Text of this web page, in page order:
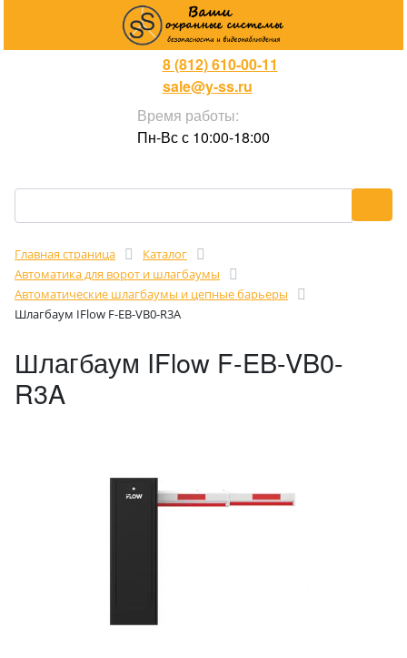
8 (812) 610-00-11
sale@y-ss.ru
Время работы:
Пн-Вс с 10:00-18:00
Главная страница
Каталог
Автоматика для ворот и шлагбаумы
Автоматические шлагбаумы и цепные барьеры
Шлагбаум IFlow F-EB-VB0-R3A
Шлагбаум IFlow F-EB-VB0-
R3A